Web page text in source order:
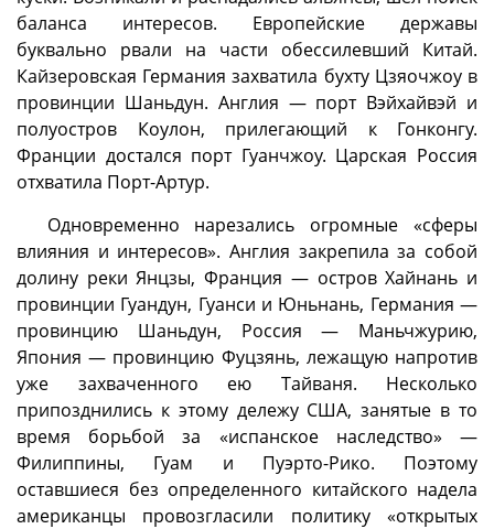
баланса интересов. Европейские державы
буквально рвали на части обессилевший Китай.
Кайзеровская Германия захватила бухту Цзяочжоу в
провинции Шаньдун. Англия — порт Вэйхайвэй и
полуостров Коулон, прилегающий к Гонконгу.
Франции достался порт Гуанчжоу. Царская Россия
отхватила Порт-Артур.
Одновременно нарезались огромные «сферы
влияния и интересов». Англия закрепила за собой
долину реки Янцзы, Франция — остров Хайнань и
провинции Гуандун, Гуанси и Юньнань, Германия —
провинцию Шаньдун, Россия — Маньчжурию,
Япония — провинцию Фуцзянь, лежащую напротив
уже захваченного ею Тайваня. Несколько
припозднились к этому дележу США, занятые в то
время борьбой за «испанское наследство» —
Филиппины, Гуам и Пуэрто-Рико. Поэтому
оставшиеся без определенного китайского надела
американцы провозгласили политику «открытых